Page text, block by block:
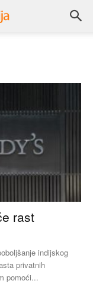
rast
indijskog
privatnih
pomoći...